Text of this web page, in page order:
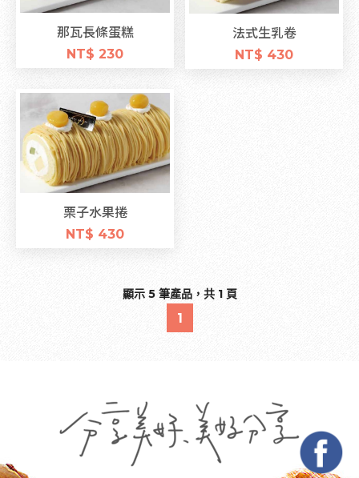
那瓦長條蛋糕
NT$ 230
法式生乳卷
NT$ 430
栗子水果捲
NT$ 430
顯示 5 筆產品，共 1 頁
1